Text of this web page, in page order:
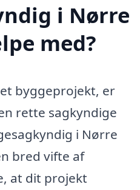
i Nørre
med?
byggeprojekt, er
rette sagkyndige
i Nørre
bred vifte af
at dit projekt